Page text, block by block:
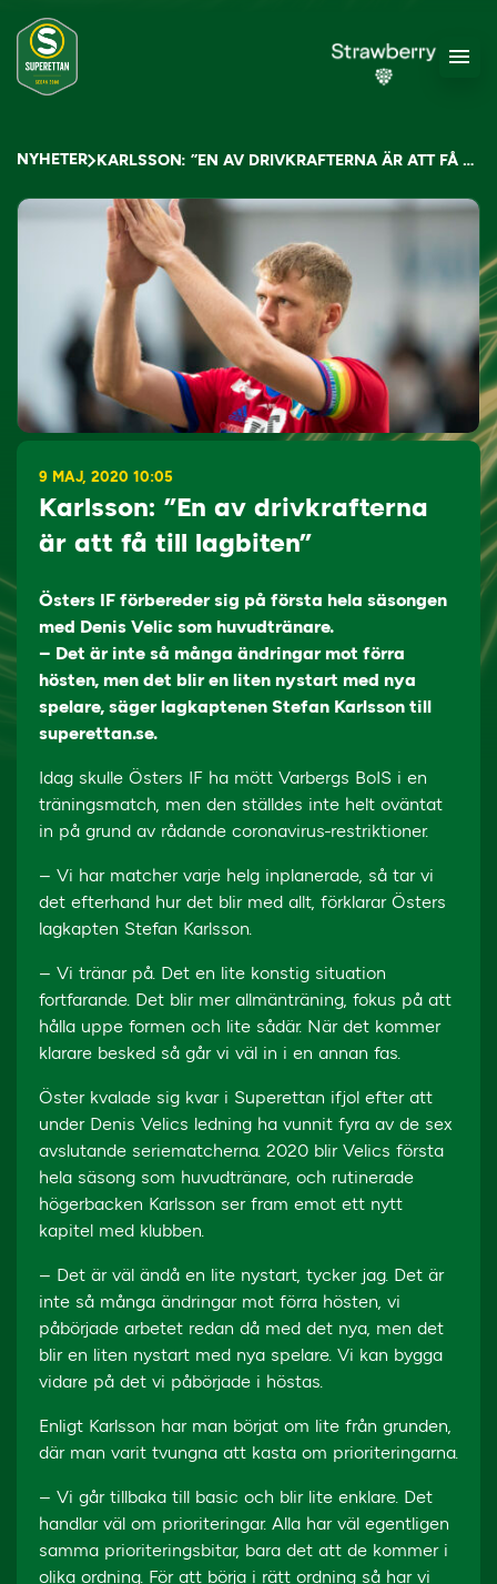
NYHETER KARLSSON: ”EN AV DRIVKRAFTERNA ÄR ATT FÅ TILL LAGBITEN”
9 MAJ, 2020 10:05
Karlsson: ”En av drivkrafterna
är att få till lagbiten”
Östers IF förbereder sig på första hela säsongen
med Denis Velic som huvudtränare.
– Det är inte så många ändringar mot förra
hösten, men det blir en liten nystart med nya
spelare, säger lagkaptenen Stefan Karlsson till
superettan.se.
Idag skulle Östers IF ha mött Varbergs BoIS i en
träningsmatch, men den ställdes inte helt oväntat
in på grund av rådande coronavirus-restriktioner.
– Vi har matcher varje helg inplanerade, så tar vi
det efterhand hur det blir med allt, förklarar Östers
lagkapten Stefan Karlsson.
– Vi tränar på. Det en lite konstig situation
fortfarande. Det blir mer allmänträning, fokus på att
hålla uppe formen och lite sådär. När det kommer
klarare besked så går vi väl in i en annan fas.
Öster kvalade sig kvar i Superettan ifjol efter att
under Denis Velics ledning ha vunnit fyra av de sex
avslutande seriematcherna. 2020 blir Velics första
hela säsong som huvudtränare, och rutinerade
högerbacken Karlsson ser fram emot ett nytt
kapitel med klubben.
– Det är väl ändå en lite nystart, tycker jag. Det är
inte så många ändringar mot förra hösten, vi
påbörjade arbetet redan då med det nya, men det
blir en liten nystart med nya spelare. Vi kan bygga
vidare på det vi påbörjade i höstas.
Enligt Karlsson har man börjat om lite från grunden,
där man varit tvungna att kasta om prioriteringarna.
– Vi går tillbaka till basic och blir lite enklare. Det
handlar väl om prioriteringar. Alla har väl egentligen
samma prioriteringsbitar, bara det att de kommer i
olika ordning. För att börja i rätt ordning så har vi